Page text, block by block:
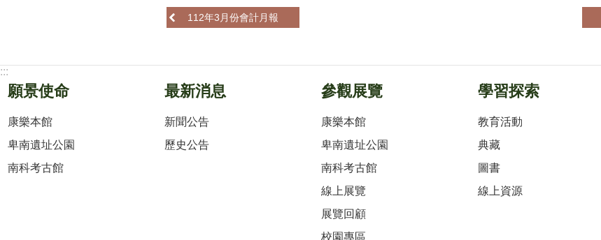
112年3月份會計月報
:::
願景使命
康樂本館
卑南遺址公園
南科考古館
最新消息
新聞公告
歷史公告
參觀展覽
康樂本館
卑南遺址公園
南科考古館
線上展覽
展覽回顧
校園專區
學習探索
教育活動
典藏
圖書
線上資源